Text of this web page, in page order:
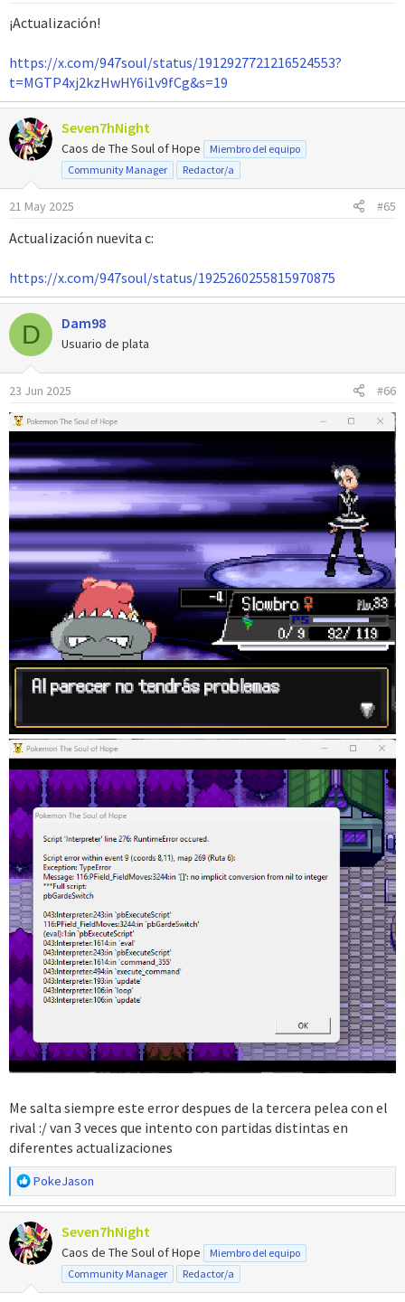
¡Actualización!
https://x.com/947soul/status/1912927721216524553?
t=MGTP4xj2kzHwHY6i1v9fCg&s=19
Seven7hNight
Caos de The Soul of Hope
Miembro del equipo
Community Manager
Redactor/a
21 May 2025 #65
Actualización nuevita c:
https://x.com/947soul/status/1925260255815970875
D Dam98
Usuario de plata
23 Jun 2025 #66
Me salta siempre este error despues de la tercera pelea con el
rival :/ van 3 veces que intento con partidas distintas en
diferentes actualizaciones
R
e
a
c
c
i
PokeJason
Seven7hNight
Caos de The Soul of Hope
Miembro del equipo
Community Manager
Redactor/a